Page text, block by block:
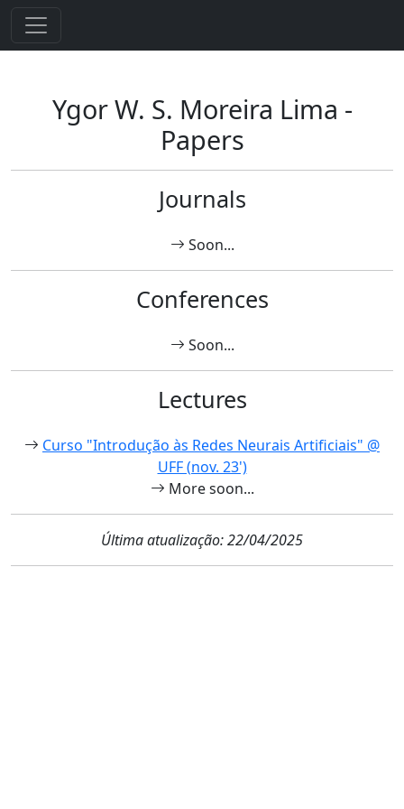
Ygor W. S. Moreira Lima -
Papers
Journals
Soon...
Conferences
Soon...
Lectures
Curso "Introdução às Redes Neurais Artificiais" @
UFF (nov. 23')
More soon...
Última atualização: 22/04/2025